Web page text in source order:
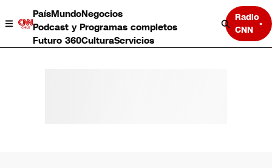
PaísMundoNegocios
Podcast y Programas completos
Futuro 360CulturaServicios
Radio
CNN